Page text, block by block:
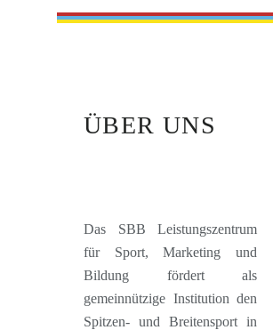
ÜBER UNS
Das SBB Leistungszentrum
für Sport, Marketing und
Bildung fördert als
gemeinnützige Institution den
Spitzen- und Breitensport in